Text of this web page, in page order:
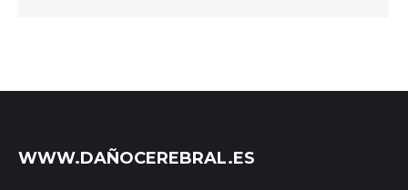
WWW.DAÑOCEREBRAL.ES